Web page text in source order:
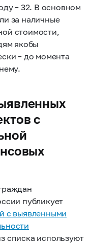
– 32. В основном
за наличные
стоимости,
якобы
– до момента
с
публикует
с выявленными
списка используют